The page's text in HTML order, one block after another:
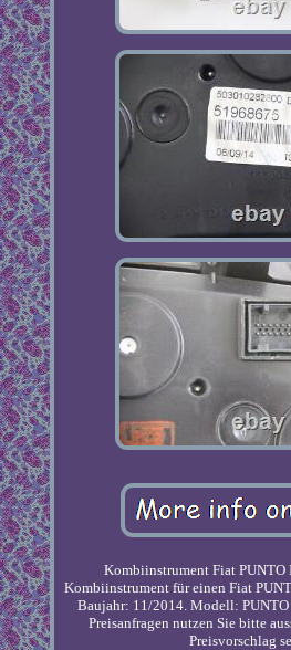
Kombiinstrument Fiat PUNTO
Kombiinstrument für einen Fiat
Baujahr: 11/2014. Modell:
Preisanfragen nutzen Sie bitte
Preisvorschlag